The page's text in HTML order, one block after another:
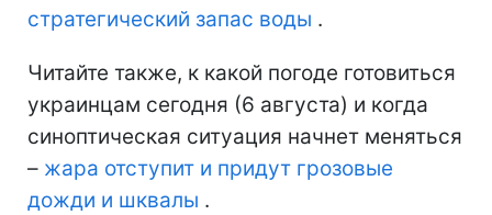
стратегический запас воды .
Читайте также, к какой погоде готовиться
украинцам сегодня (6 августа) и когда
синоптическая ситуация начнет меняться
– жара отступит и придут грозовые
дожди и шквалы .